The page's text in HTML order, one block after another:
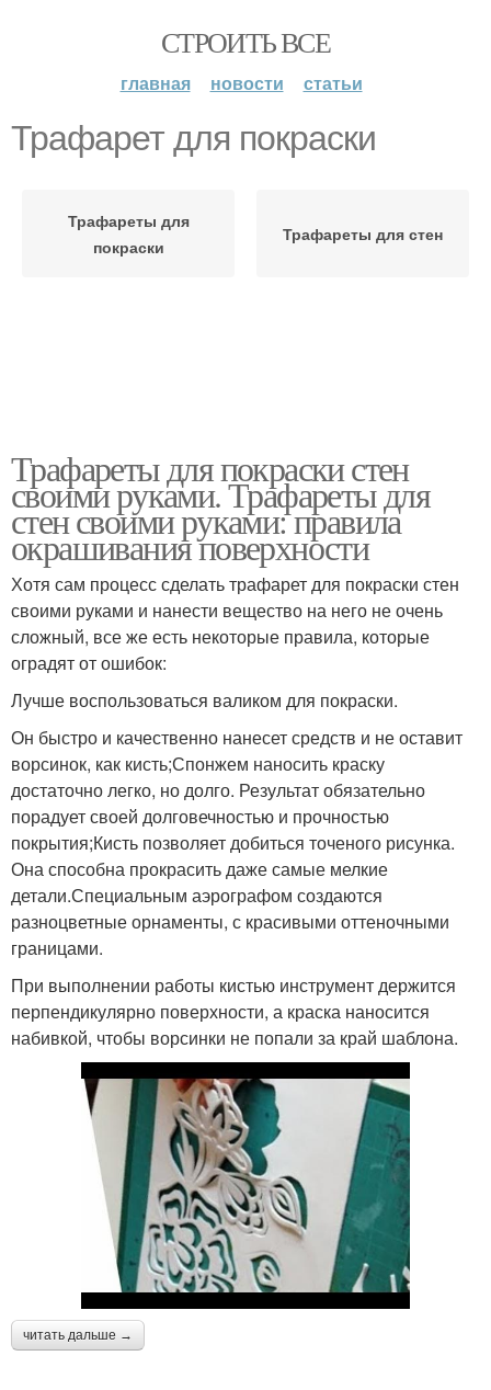
СТРОИТЬ ВСЕ
главная новости статьи
Трафарет для покраски
Трафареты для
покраски
Трафареты для стен
Трафареты для покраски стен
своими руками. Трафареты для
стен своими руками: правила
окрашивания поверхности
Хотя сам процесс сделать трафарет для покраски стен
своими руками и нанести вещество на него не очень
сложный, все же есть некоторые правила, которые
оградят от ошибок:
Лучше воспользоваться валиком для покраски.
Он быстро и качественно нанесет средств и не оставит
ворсинок, как кисть;Спонжем наносить краску
достаточно легко, но долго. Результат обязательно
порадует своей долговечностью и прочностью
покрытия;Кисть позволяет добиться точеного рисунка.
Она способна прокрасить даже самые мелкие
детали.Специальным аэрографом создаются
разноцветные орнаменты, с красивыми оттеночными
границами.
При выполнении работы кистью инструмент держится
перпендикулярно поверхности, а краска наносится
набивкой, чтобы ворсинки не попали за край шаблона.
читать дальше →